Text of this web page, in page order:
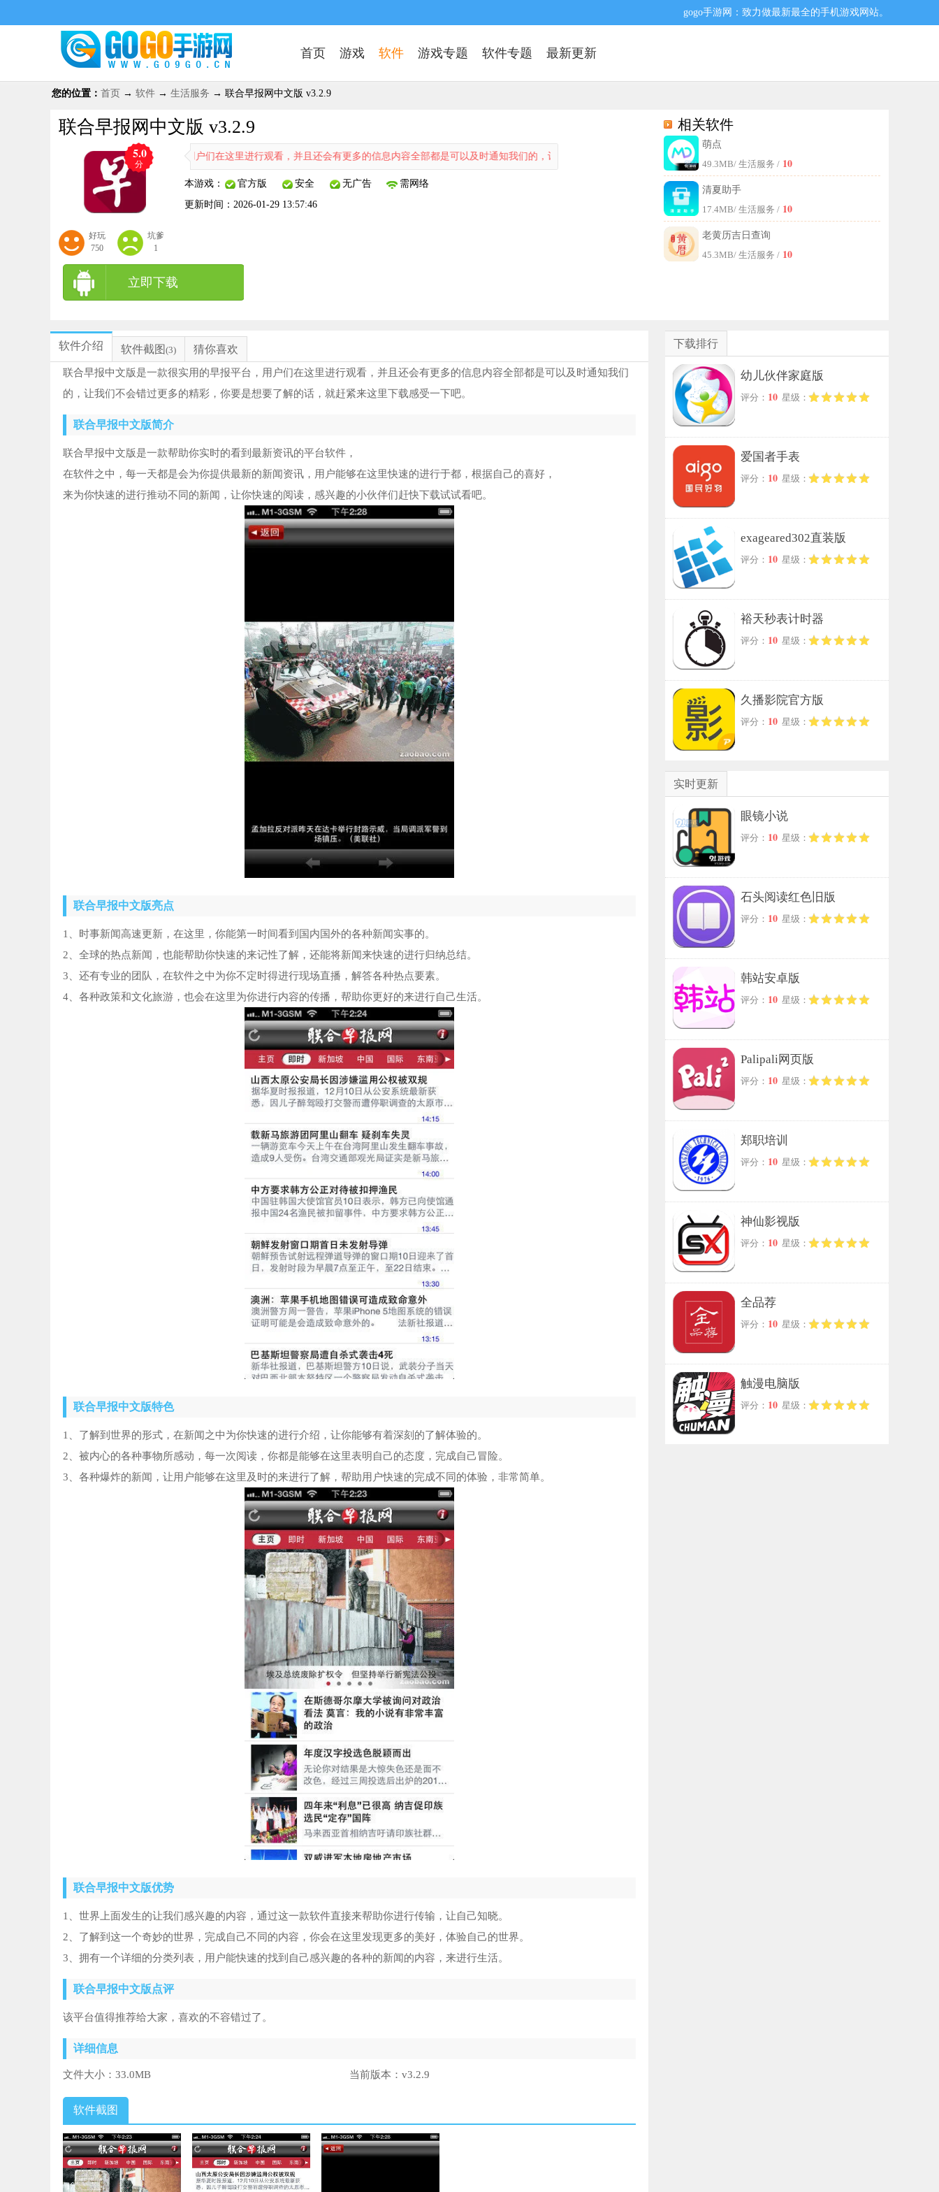
gogo手游网：致力做最新最全的手机游戏网站。
首页 游戏 软件 游戏专题 软件专题 最新更新
您的位置： 首页 → 软件 → 生活服务 → 联合早报网中文版 v3.2.9
联合早报网中文版 v3.2.9
5.0
分
好玩
750
坑爹
1
文版是一款很实用的早报平台，用户们在这里进行观看，并且还会有更多的信息内容全部都是可以及时通知我们的，让我们不会错过更多的精彩，你要是想要了解的话，就赶紧来这里下载感受一下吧。
本游戏： 官方版 安全 无广告
需网络
更新时间： 2026-01-29 13:57:46
立即下载
相关软件
萌点
49.3MB/ 生活服务 / 10
清夏助手
17.4MB/ 生活服务 / 10
老黄历吉日查询
45.3MB/ 生活服务 / 10
软件介绍 软件截图 (3) 猜你喜欢
联合早报中文版是一款很实用的早报平台，用户们在这里进行观看，并且还会有更多的信息内容全部都是可以及时通知我们
的，让我们不会错过更多的精彩，你要是想要了解的话，就赶紧来这里下载感受一下吧。
联合早报中文版简介
联合早报中文版是一款帮助你实时的看到最新资讯的平台软件，
在软件之中，每一天都是会为你提供最新的新闻资讯，用户能够在这里快速的进行于都，根据自己的喜好，
来为你快速的进行推动不同的新闻，让你快速的阅读，感兴趣的小伙伴们赶快下载试试看吧。
联合早报中文版亮点
1、时事新闻高速更新，在这里，你能第一时间看到国内国外的各种新闻实事的。
2、全球的热点新闻，也能帮助你快速的来记性了解，还能将新闻来快速的进行归纳总结。
3、还有专业的团队，在软件之中为你不定时得进行现场直播，解答各种热点要素。
4、各种政策和文化旅游，也会在这里为你进行内容的传播，帮助你更好的来进行自己生活。
联合早报中文版特色
1、了解到世界的形式，在新闻之中为你快速的进行介绍，让你能够有着深刻的了解体验的。
2、被内心的各种事物所感动，每一次阅读，你都是能够在这里表明自己的态度，完成自己冒险。
3、各种爆炸的新闻，让用户能够在这里及时的来进行了解，帮助用户快速的完成不同的体验，非常简单。
联合早报中文版优势
1、世界上面发生的让我们感兴趣的内容，通过这一款软件直接来帮助你进行传输，让自己知晓。
2、了解到这一个奇妙的世界，完成自己不同的内容，你会在这里发现更多的美好，体验自己的世界。
3、拥有一个详细的分类列表，用户能快速的找到自己感兴趣的各种的新闻的内容，来进行生活。
联合早报中文版点评
该平台值得推荐给大家，喜欢的不容错过了。
详细信息
文件大小： 33.0MB 当前版本： v3.2.9
软件截图
下载排行
幼儿伙伴家庭版
评分： 10 星级：
爱国者手表
评分： 10 星级：
exageared302直装版
评分： 10 星级：
裕天秒表计时器
评分： 10 星级：
久播影院官方版
评分： 10 星级：
实时更新
眼镜小说
评分： 10 星级：
石头阅读红色旧版
评分： 10 星级：
韩站安卓版
评分： 10 星级：
Palipali网页版
评分： 10 星级：
郑职培训
评分： 10 星级：
神仙影视版
评分： 10 星级：
全品荐
评分： 10 星级：
触漫电脑版
评分： 10 星级：